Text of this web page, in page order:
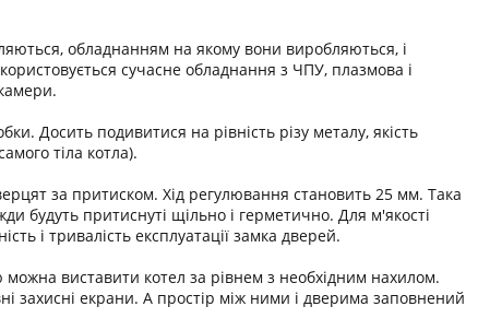
обладнанням на якому вони виробляються, і
сучасне обладнання з ЧПУ, плазмова і
Досить подивитися на рівність різу металу, якість
тіла котла).
за притиском. Хід регулювання становить 25 мм. Така
будуть притиснуті щільно і герметично. Для м'якості
і тривалість експлуатації замка дверей.
можна виставити котел за рівнем з необхідним нахилом.
захисні екрани. А простір між ними і дверима заповнений